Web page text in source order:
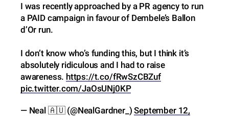
I was recently approached by a PR agency to run
a PAID campaign in favour of Dembele’s Ballon
d’Or run.
I don’t know who’s funding this, but I think it’s
absolutely ridiculous and I had to raise
awareness. https://t.co/fRwSzCBZuf
pic.twitter.com/JaOsUNj0KP
— Neal 🇦🇺 (@NealGardner_)September 12,